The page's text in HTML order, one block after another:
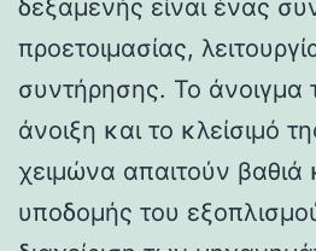
δεξαμενής είναι ένας
προετοιμασίας,
συντήρησης. Το άνοιγμα
άνοιξη και το κλείσιμό
χειμώνα απαιτούν
υποδομής του